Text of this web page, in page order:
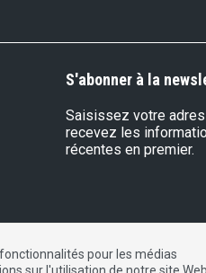
S'abonner à la
Saisissez votre
recevez les
récentes en premier.
pour les médias